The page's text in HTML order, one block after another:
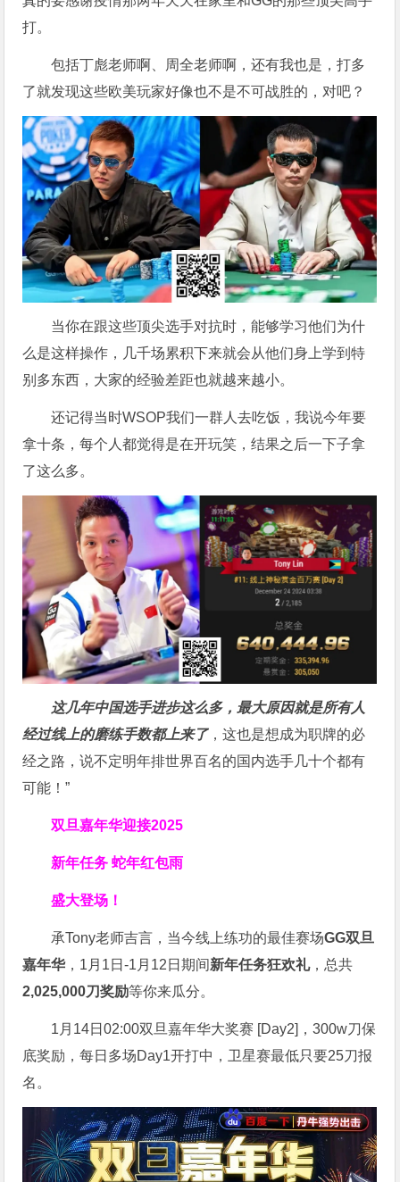
打。
包括丁彪老师啊、周全老师啊，还有我也是，打多
了就发现这些欧美玩家好像也不是不可战胜的，对吧？
当你在跟这些顶尖选手对抗时，能够学习他们为什
么是这样操作，几千场累积下来就会从他们身上学到特
别多东西，大家的经验差距也就越来越小。
还记得当时WSOP我们一群人去吃饭，我说今年要
拿十条，每个人都觉得是在开玩笑，结果之后一下子拿
了这么多。
这几年中国选手进步这么多，最大原因就是所有人
经过线上的磨练手数都上来了，这也是想成为职牌的必
经之路，说不定明年排世界百名的国内选手几十个都有
可能！”
双旦嘉年华迎接2025
新年任务 蛇年红包雨
盛大登场！
承Tony老师吉言，当今线上练功的最佳赛场GG双旦
嘉年华，1月1日-1月12日期间新年任务狂欢礼，总共
2,025,000刀奖励等你来瓜分。
1月14日02:00双旦嘉年华大奖赛 [Day2]，300w刀保
底奖励，每日多场Day1开打中，卫星赛最低只要25刀报
名。